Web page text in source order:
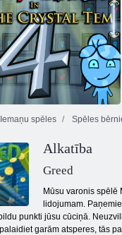
Pikseļu karavīrs
Watergirl 4: Kristāla templis
Iemaņu spēles Spēles
Alkatība
Greed
Mūsu varonis spēlē
lidojumam.
punkti jūsu cūciņā.
garām atsperes, tās